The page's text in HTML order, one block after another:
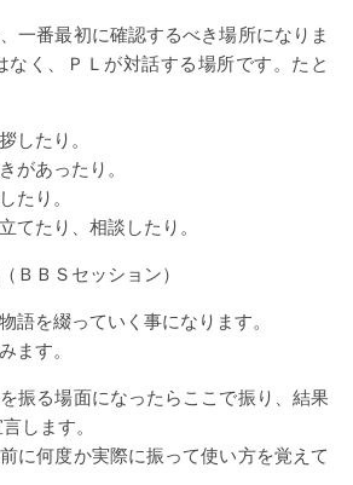
一番最初に確認するべき場所になりま
なく、ＰＬが対話する場所です。たと
したり。
があったり。
たり。
てたり、相談したり。
ＢＢＳセッション）
語を綴っていく事になります。
ます。
振る場面になったらここで振り、結果
します。
に何度か実際に振って使い方を覚えて